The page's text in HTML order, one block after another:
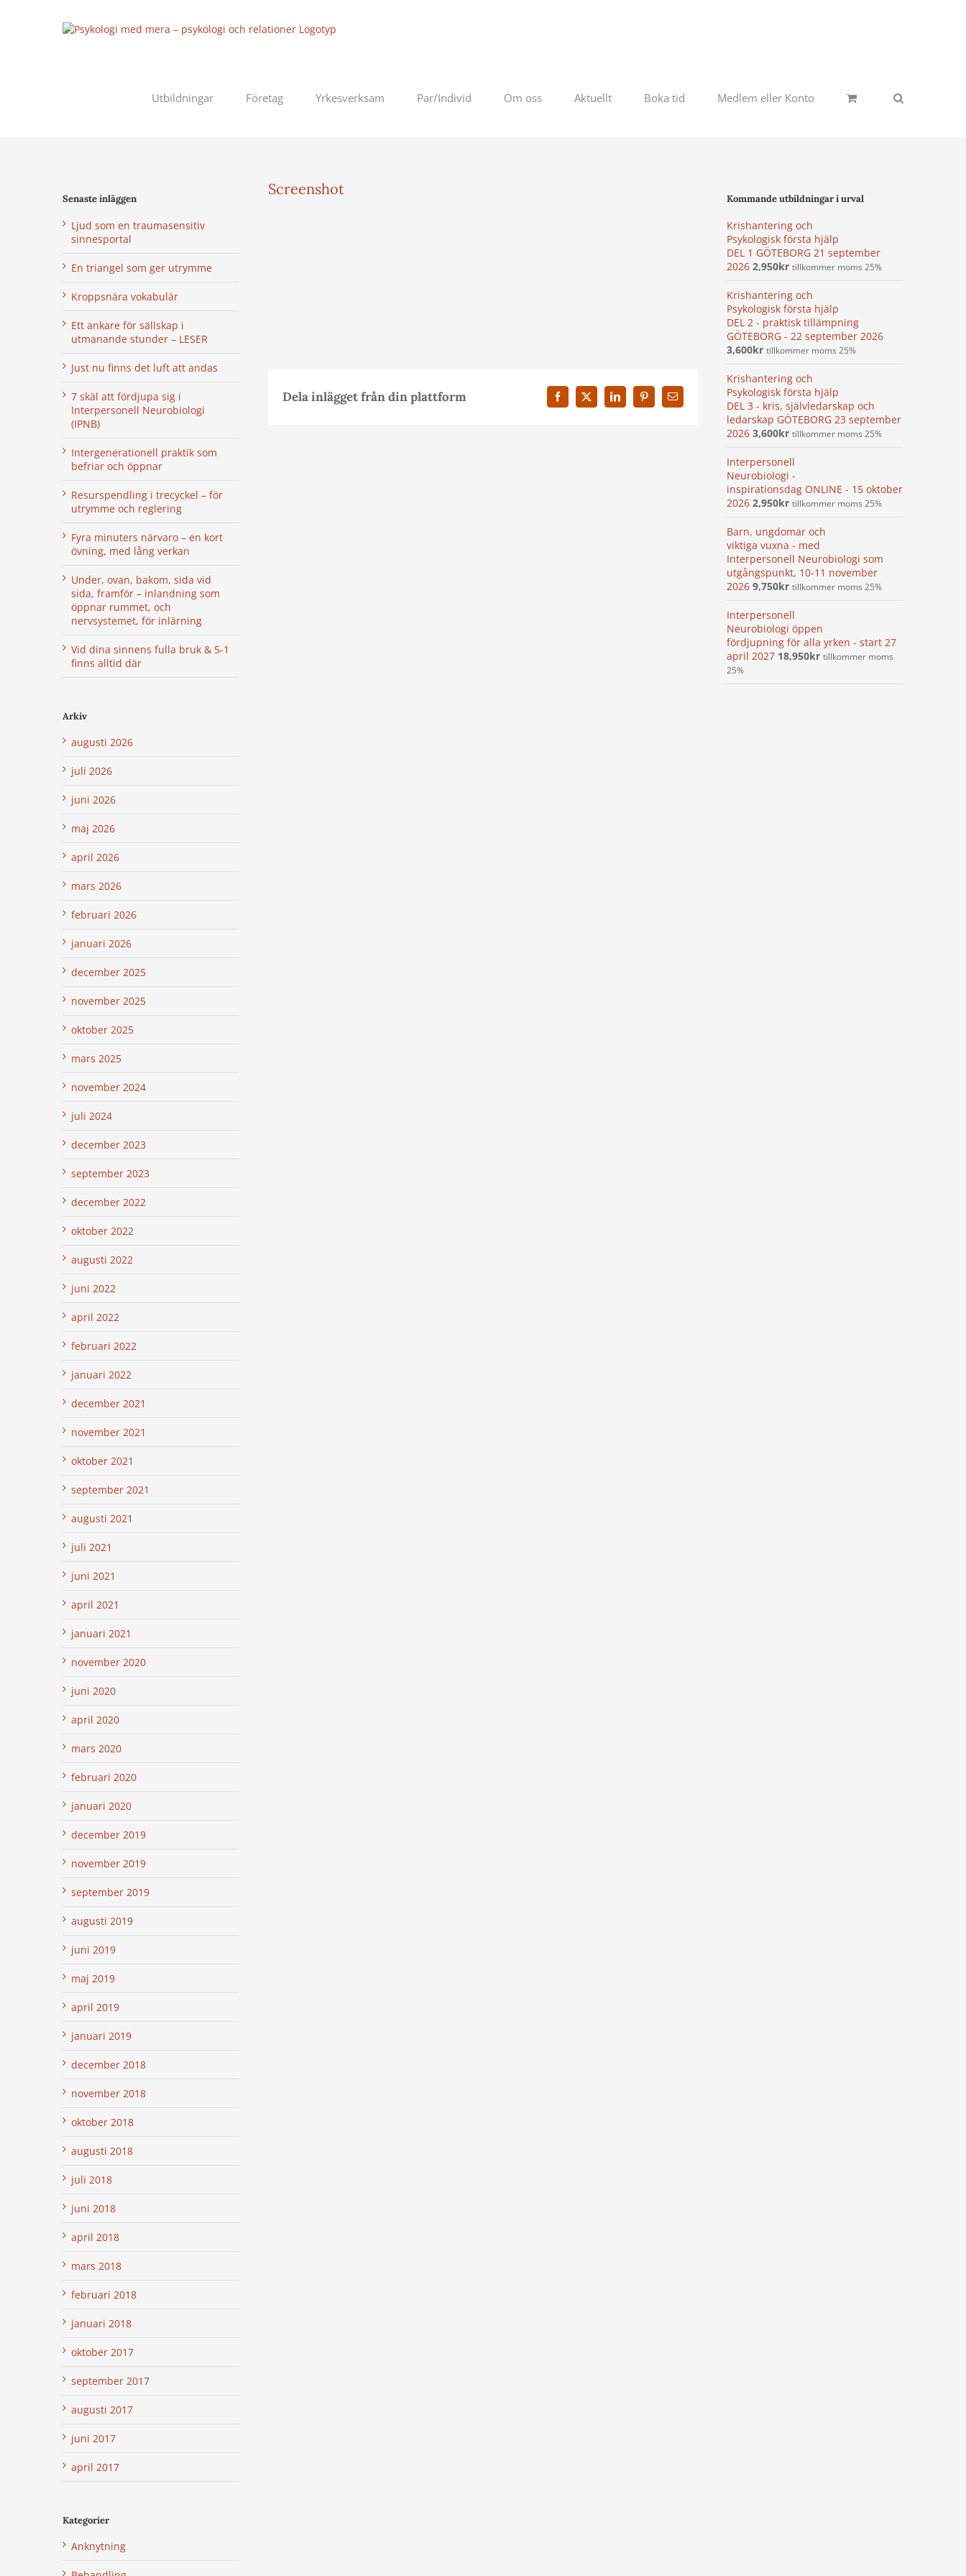
Utbildningar Företag Yrkesverksam Par/Individ Om oss Aktuellt Boka tid Medlem eller Konto
Screenshot
Dela inlägget från din plattform Facebook
X LinkedInPinterest
E-
post
Senaste inläggen
Ljud som en traumasensitiv
sinnesportal
En triangel som ger utrymme
Kroppsnära vokabulär
Ett ankare för sällskap i
utmanande stunder – LESER
Just nu finns det luft att andas
7 skäl att fördjupa sig i
Interpersonell Neurobiologi
(IPNB)
Intergenerationell praktik som
befriar och öppnar
Resurspendling i trecyckel – för
utrymme och reglering
Fyra minuters närvaro – en kort
övning, med lång verkan
Under, ovan, bakom, sida vid
sida, framför – inlandning som
öppnar rummet, och
nervsystemet, för inlärning
Vid dina sinnens fulla bruk & 5-1
finns alltid där
Arkiv
augusti 2026
juli 2026
juni 2026
maj 2026
april 2026
mars 2026
februari 2026
januari 2026
december 2025
november 2025
oktober 2025
mars 2025
november 2024
juli 2024
december 2023
september 2023
december 2022
oktober 2022
augusti 2022
juni 2022
april 2022
februari 2022
januari 2022
december 2021
november 2021
oktober 2021
september 2021
augusti 2021
juli 2021
juni 2021
april 2021
januari 2021
november 2020
juni 2020
april 2020
mars 2020
februari 2020
januari 2020
december 2019
november 2019
september 2019
augusti 2019
juni 2019
maj 2019
april 2019
januari 2019
december 2018
november 2018
oktober 2018
augusti 2018
juli 2018
juni 2018
april 2018
mars 2018
februari 2018
januari 2018
oktober 2017
september 2017
augusti 2017
juni 2017
april 2017
Kategorier
Anknytning
Kommande utbildningar i urval
Krishantering och
Psykologisk första hjälp
DEL 1 GÖTEBORG 21 september
2026 2,950kr tillkommer moms 25%
Krishantering och
Psykologisk första hjälp
DEL 2 - praktisk tillämpning
GÖTEBORG - 22 september 2026
3,600kr tillkommer moms 25%
Krishantering och
Psykologisk första hjälp
DEL 3 - kris, självledarskap och
ledarskap GÖTEBORG 23 september
2026 3,600kr tillkommer moms 25%
Interpersonell
Neurobiologi -
inspirationsdag ONLINE - 15 oktober
2026 2,950kr tillkommer moms 25%
Barn, ungdomar och
viktiga vuxna - med
Interpersonell Neurobiologi som
utgångspunkt, 10-11 november
2026 9,750kr tillkommer moms 25%
Interpersonell
Neurobiologi öppen
fördjupning för alla yrken - start 27
april 2027 18,950kr tillkommer moms
25%